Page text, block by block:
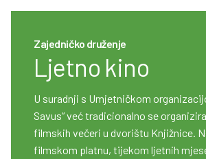
Zajedničko druženje
Ljetno kino
U suradnji s Umjetničkom
Savus“ već tradicionalno se
filmskih večeri u dvorištu Knjižnice.
filmskom platnu, tijekom ljetnih